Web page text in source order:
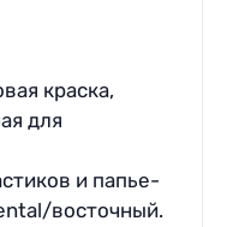
краска,
для
и папье-
восточный.